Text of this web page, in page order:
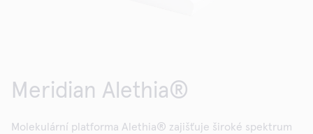
Meridian Alethia®
Molekulární platforma Alethia® zajišťuje široké spektrum